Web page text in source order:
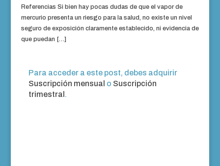
Referencias Si bien hay pocas dudas de que el vapor de
mercurio presenta un riesgo para la salud, no existe un nivel
seguro de exposición claramente establecido, ni evidencia de
que puedan […]
Para acceder a este post, debes adquirir
Suscripción mensual o Suscripción
trimestral .